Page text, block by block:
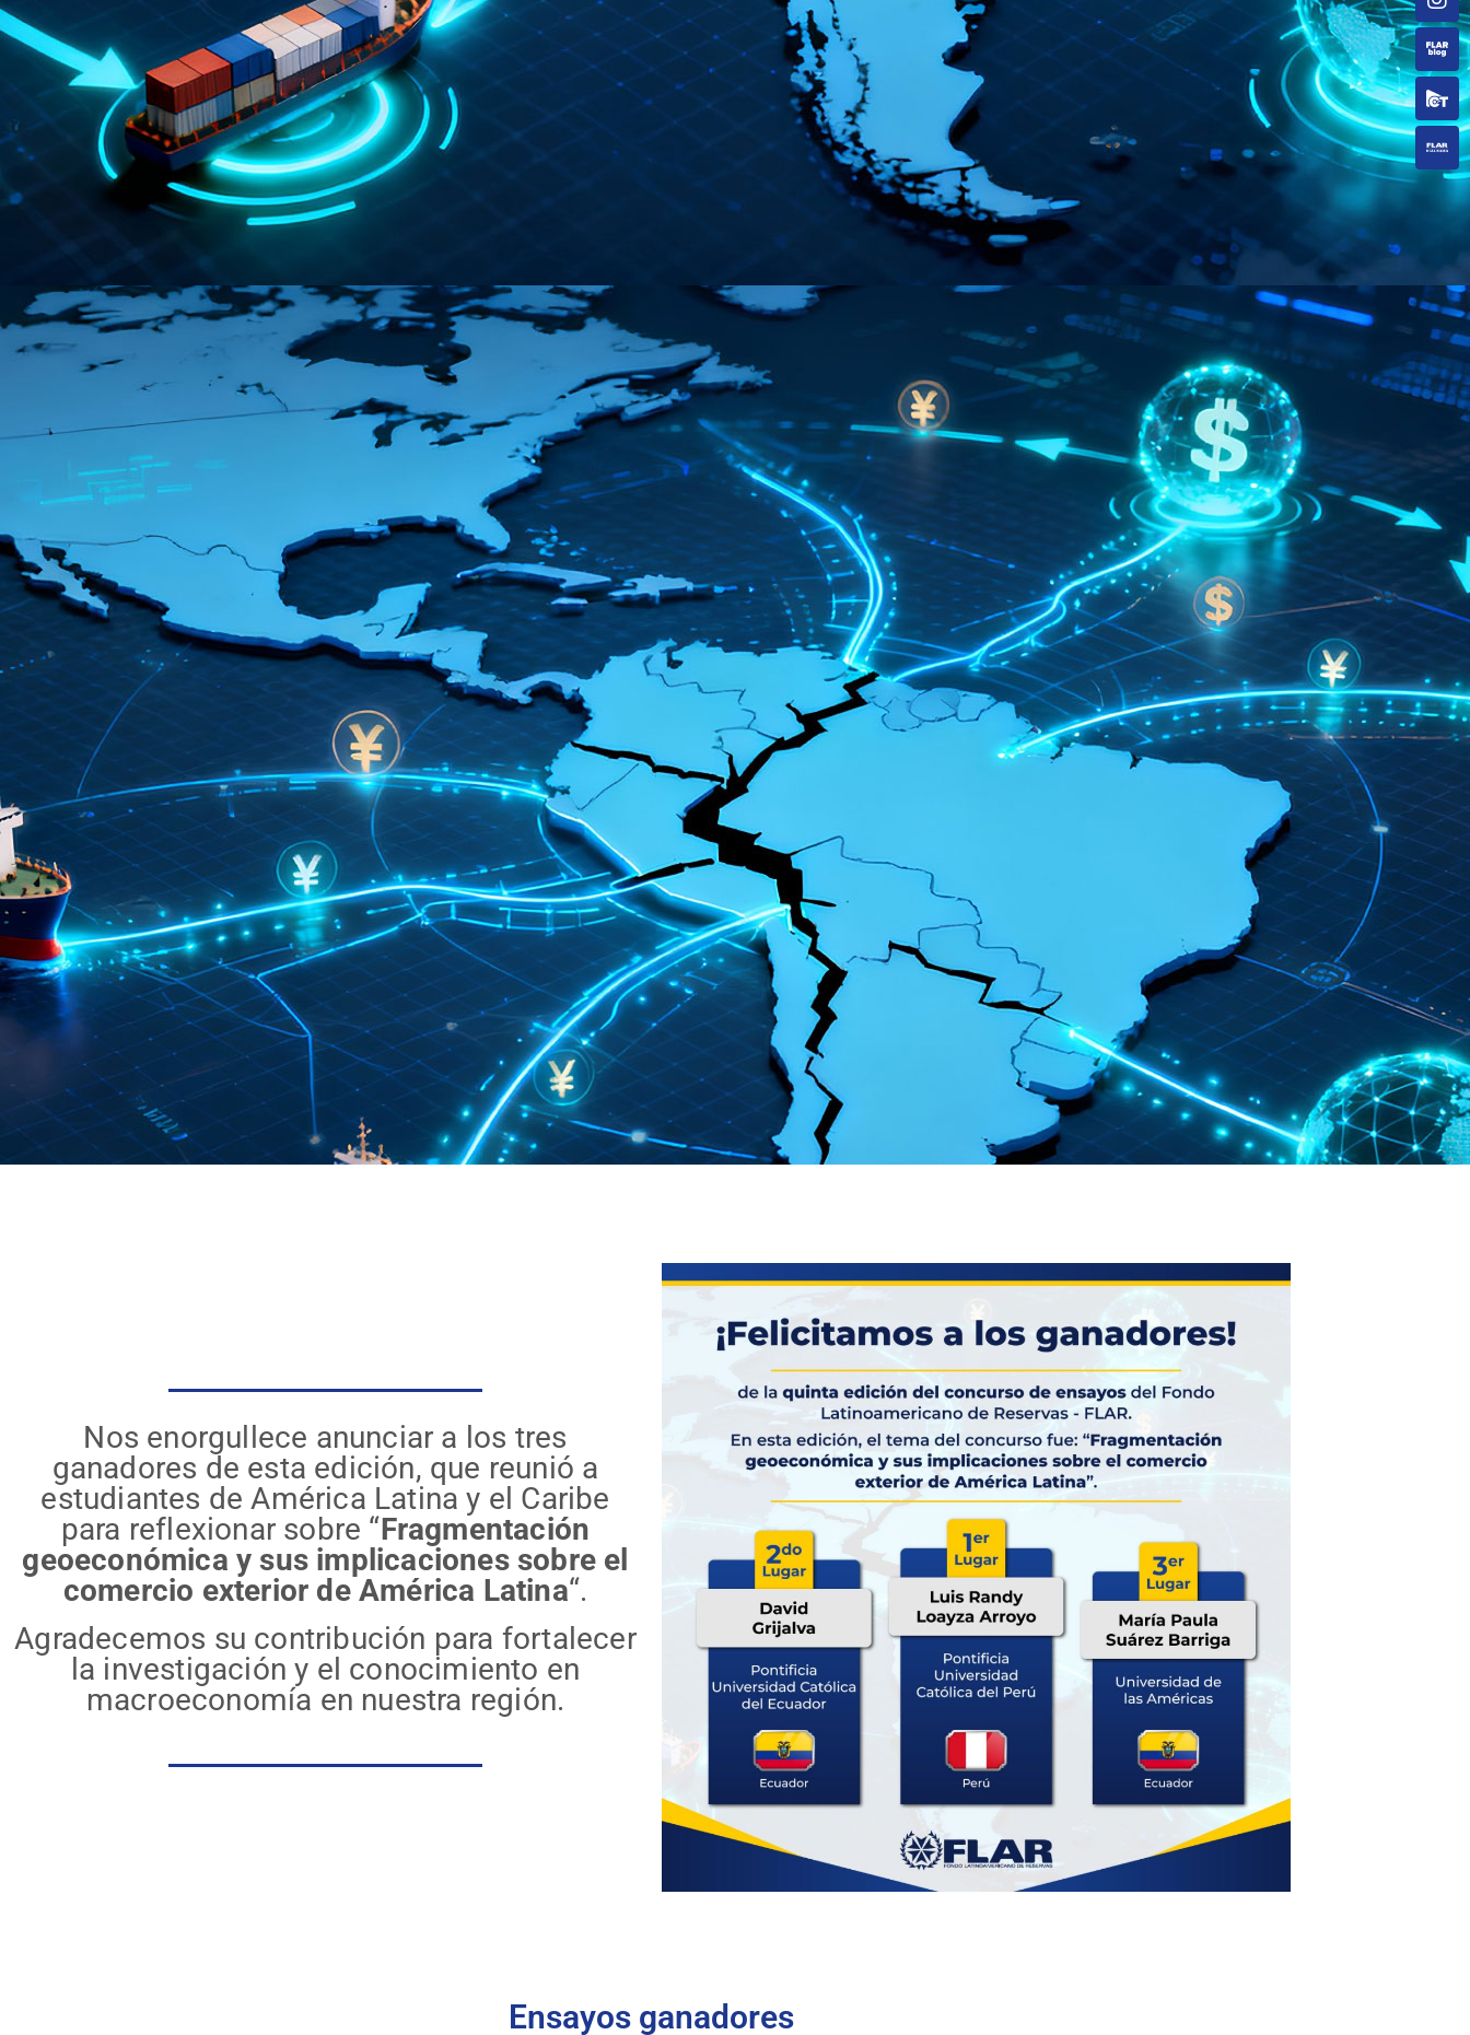
Nos enorgullece anunciar a los tres
ganadores de esta edición, que reunió a
estudiantes de América Latina y el Caribe
para reflexionar sobre “Fragmentación
geoeconómica y sus implicaciones sobre el
comercio exterior de América Latina“.
Agradecemos su contribución para fortalecer
la investigación y el conocimiento en
macroeconomía en nuestra región.
Ensayos ganadores